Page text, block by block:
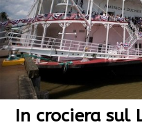
In crociera sul